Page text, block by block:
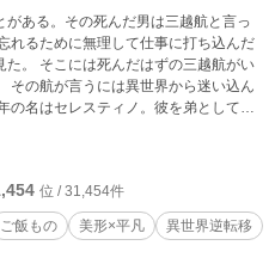
ある。その死んだ男は三越航と言っ
れるために無理して仕事に打ち込んだ
。 そこには死んだはずの三越航がい
その航が言うには異世界から迷い込ん
の名はセレスティノ。彼を弟として受
だったが仕方ない、と腹をくくる。
いご飯と縮まっていく二人の仲。 惹
！ 「飴玉でハーレム作ろうとしたら男
novel/651302099/563731895
「召喚失敗のレッテルを貼られた聖女
novel/651302099/1
位 / 31,454件
ご飯もの 美形×平凡
異世界逆転移